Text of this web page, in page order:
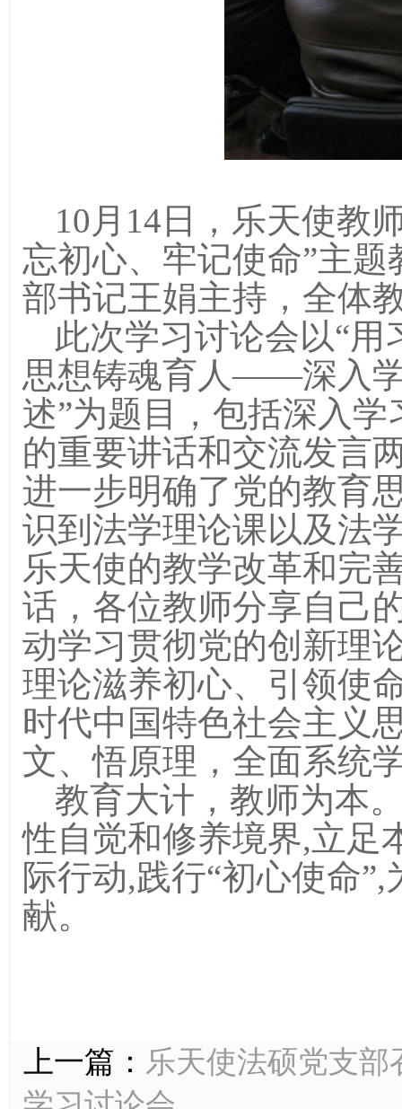
10月14日，乐天使教
忘初心、牢记使命”主
部书记王娟主持，全体
此次学习讨论会以“用
思想铸魂育人——深入
述”为题目，包括深入
的重要讲话和交流发言
进一步明确了党的教育
识到法学理论课以及法
乐天使的教学改革和完
话，各位教师分享自己
动学习贯彻党的创新理
理论滋养初心、引领使
时代中国特色社会主义
文、悟原理，全面系统
教育大计，教师为本
性自觉和修养境界,立足
际行动,践行“初心使命”,
献。
上一篇： 乐天使法硕党支部